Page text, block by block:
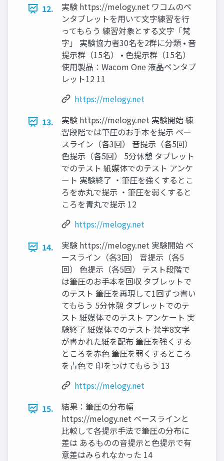
12.
実験 https://melogy.net ワコムのペ
ンタブレットを用いて文字練習を行
ってもらう 練習対象とする文字「梵
字」 実験協力者30名を2群に分類 • 音
提示群（15名） • 色提示群（15名）
使用製品：Wacom One 液晶ペンタブ
レット12 11
https://melogy.net
13.
実験 https://melogy.net 実験開始 練
習段階では筆圧のお手本を提示 ベー
スライン（各3回） 音提示（各5回）
色提示（各5回） 5分休憩 タブレット
でのテスト 紙媒体でのテスト アンケ
ート 実験終了 ・筆圧を強くするとこ
ろを赤丸で提示 ・筆圧を弱くすると
ころを青丸で提示 12
https://melogy.net
14.
実験 https://melogy.net 実験開始 ベ
ースライン（各3回） 音提示（各5
回） 色提示（各5回） テスト段階で
は筆圧のお手本を回収 タブレットで
のテスト 筆圧を再現して1回ずつ書い
てもらう 5分休憩 タブレットでのテ
スト 紙媒体でのテスト アンケート 実
験終了 紙媒体でのテスト 梵字8文字
が書かれた紙を配布 筆圧を強くする
ところを赤色 筆圧を弱くするところ
を青色で 印をつけてもらう 13
https://melogy.net
15.
結果：筆圧の分布幅
https://melogy.net ベースラインと
比較して各提示手法で筆圧の分布に
差は あるものの音提示と色提示で有
意差はみられなかった 14